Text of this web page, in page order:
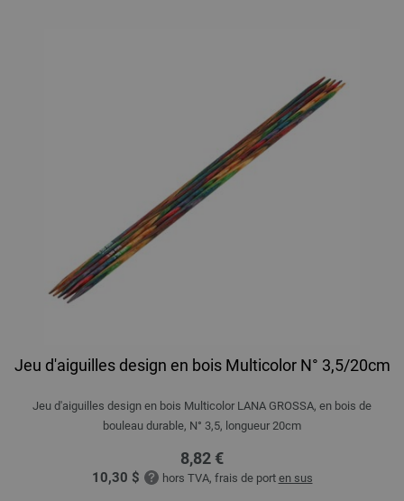
Jeu d'aiguilles design en bois Multicolor N° 3,5/20cm
Jeu d'aiguilles design en bois Multicolor LANA GROSSA, en bois de
bouleau durable, N° 3,5, longueur 20cm
8,82 €
10,30 $ hors TVA, frais de port en sus